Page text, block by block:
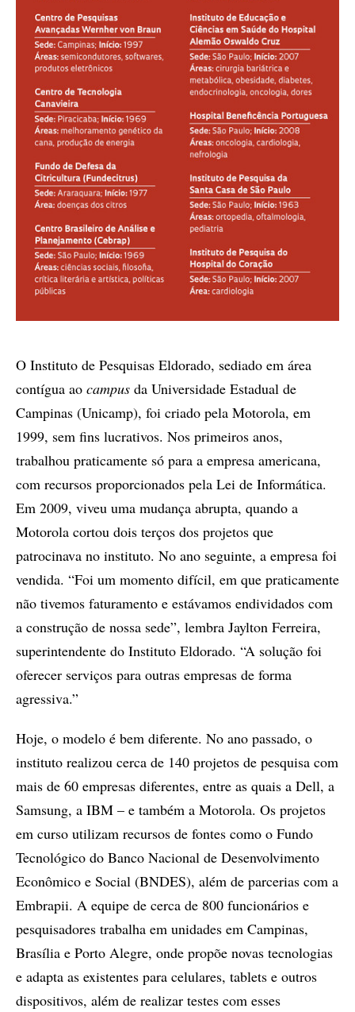
O Instituto de Pesquisas Eldorado, sediado em área
contígua ao campus da Universidade Estadual de
Campinas (Unicamp), foi criado pela Motorola, em
1999, sem fins lucrativos. Nos primeiros anos,
trabalhou praticamente só para a empresa americana,
com recursos proporcionados pela Lei de Informática.
Em 2009, viveu uma mudança abrupta, quando a
Motorola cortou dois terços dos projetos que
patrocinava no instituto. No ano seguinte, a empresa foi
vendida. “Foi um momento difícil, em que praticamente
não tivemos faturamento e estávamos endividados com
a construção de nossa sede”, lembra Jaylton Ferreira,
superintendente do Instituto Eldorado. “A solução foi
oferecer serviços para outras empresas de forma
agressiva.”
Hoje, o modelo é bem diferente. No ano passado, o
instituto realizou cerca de 140 projetos de pesquisa com
mais de 60 empresas diferentes, entre as quais a Dell, a
Samsung, a IBM – e também a Motorola. Os projetos
em curso utilizam recursos de fontes como o Fundo
Tecnológico do Banco Nacional de Desenvolvimento
Econômico e Social (BNDES), além de parcerias com a
Embrapii. A equipe de cerca de 800 funcionários e
pesquisadores trabalha em unidades em Campinas,
Brasília e Porto Alegre, onde propõe novas tecnologias
e adapta as existentes para celulares, tablets e outros
dispositivos, além de realizar testes com esses